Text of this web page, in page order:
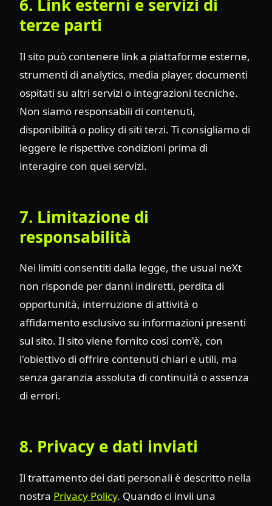
6. Link esterni e servizi di
terze parti
Il sito può contenere link a piattaforme esterne,
strumenti di analytics, media player, documenti
ospitati su altri servizi o integrazioni tecniche.
Non siamo responsabili di contenuti,
disponibilità o policy di siti terzi. Ti consigliamo di
leggere le rispettive condizioni prima di
interagire con quei servizi.
7. Limitazione di
responsabilità
Nei limiti consentiti dalla legge, the usual neXt
non risponde per danni indiretti, perdita di
opportunità, interruzione di attività o
affidamento esclusivo su informazioni presenti
sul sito. Il sito viene fornito così com'è, con
l'obiettivo di offrire contenuti chiari e utili, ma
senza garanzia assoluta di continuità o assenza
di errori.
8. Privacy e dati inviati
Il trattamento dei dati personali è descritto nella
nostra Privacy Policy. Quando ci invii una